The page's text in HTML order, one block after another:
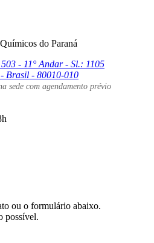
do Paraná
- 11° Andar - Sl.: 1105
Brasil - 80010-010
sede com agendamento prévio
ou o formulário abaixo.
possível.